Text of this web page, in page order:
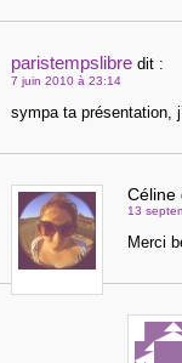
paristempslibre dit :
7 juin 2010 à 23:14
sympa ta présentation,
Céline
13
Merci